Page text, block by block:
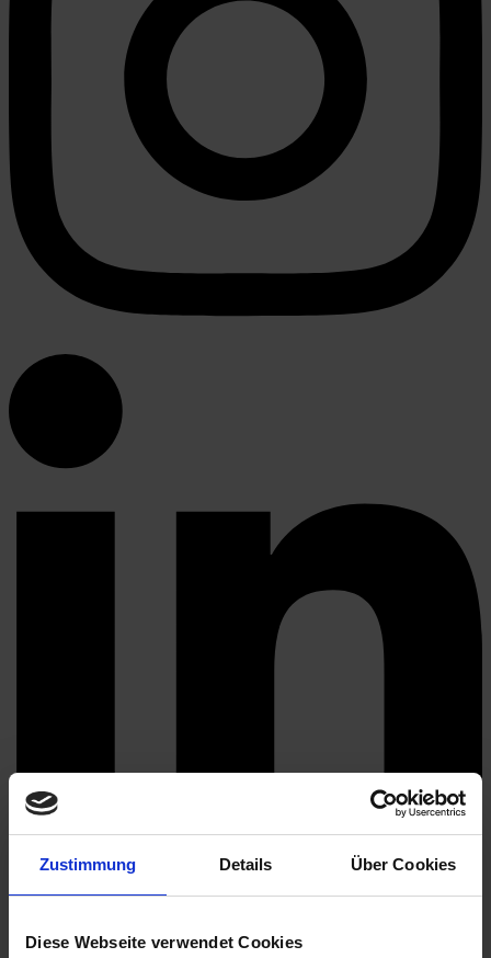
Zustimmung Details Über Cookies
Diese Webseite verwendet Cookies